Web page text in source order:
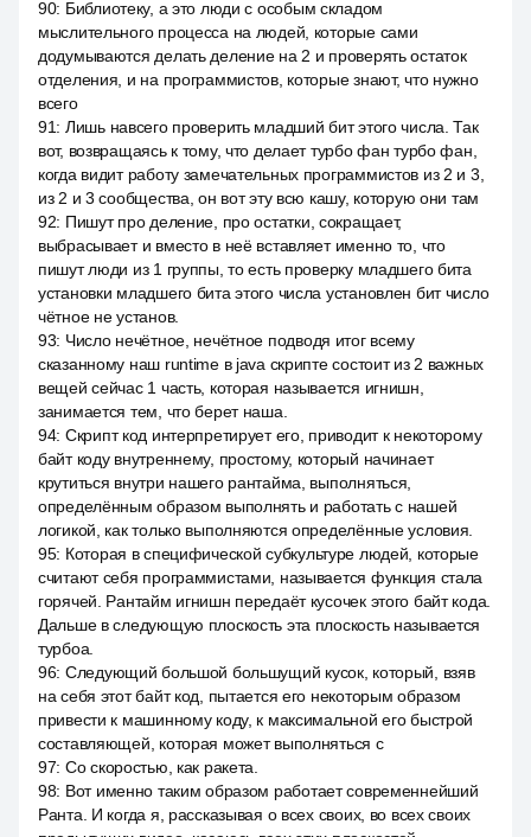
90: Библиотеку, а это люди с особым складом
мыслительного процесса на людей, которые сами
додумываются делать деление на 2 и проверять остаток
отделения, и на программистов, которые знают, что нужно
всего
91: Лишь навсего проверить младший бит этого числа. Так
вот, возвращаясь к тому, что делает турбо фан турбо фан,
когда видит работу замечательных программистов из 2 и 3,
из 2 и 3 сообщества, он вот эту всю кашу, которую они там
92: Пишут про деление, про остатки, сокращает,
выбрасывает и вместо в неё вставляет именно то, что
пишут люди из 1 группы, то есть проверку младшего бита
установки младшего бита этого числа установлен бит число
чётное не установ.
93: Число нечётное, нечётное подводя итог всему
сказанному наш runtime в java скрипте состоит из 2 важных
вещей сейчас 1 часть, которая называется игнишн,
занимается тем, что берет наша.
94: Скрипт код интерпретирует его, приводит к некоторому
байт коду внутреннему, простому, который начинает
крутиться внутри нашего рантайма, выполняться,
определённым образом выполнять и работать с нашей
логикой, как только выполняются определённые условия.
95: Которая в специфической субкультуре людей, которые
считают себя программистами, называется функция стала
горячей. Рантайм игнишн передаёт кусочек этого байт кода.
Дальше в следующую плоскость эта плоскость называется
турбоа.
96: Следующий большой большущий кусок, который, взяв
на себя этот байт код, пытается его некоторым образом
привести к машинному коду, к максимальной его быстрой
составляющей, которая может выполняться с
97: Со скоростью, как ракета.
98: Вот именно таким образом работает современнейший
Ранта. И когда я, рассказывая о всех своих, во всех своих